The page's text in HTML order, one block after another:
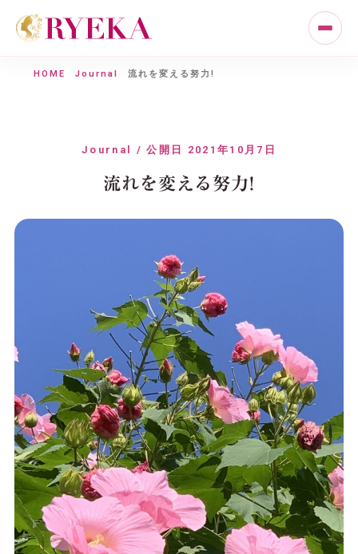
HOME Journal 流れを変える努力!
Journal / 公開日 2021年10月7日
流れを変える努力!